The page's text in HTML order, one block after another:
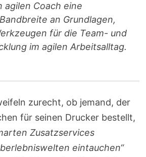
agilen Coach eine
an Grundlagen,
für die Team- und
im agilen Arbeitsalltag.
zurecht, ob jemand, der
für seinen Drucker bestellt,
Zusatzservices
eintauchen“